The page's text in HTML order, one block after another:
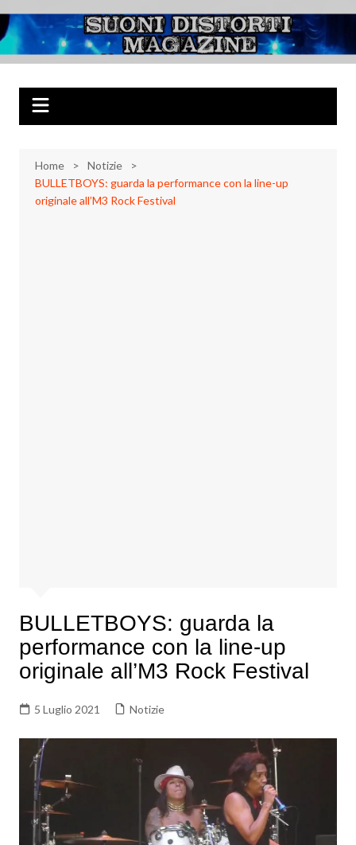
al
contenuto
Suoni Distorti
Magazine
Musica Rock, Metal, Punk e varie sonorità alternative
Home
Notizie
BULLETBOYS: guarda la performance con la line-up
originale all’M3 Rock Festival
BULLETBOYS: guarda la
performance con la line-up
originale all’M3 Rock Festival
5 Luglio 2021 Notizie